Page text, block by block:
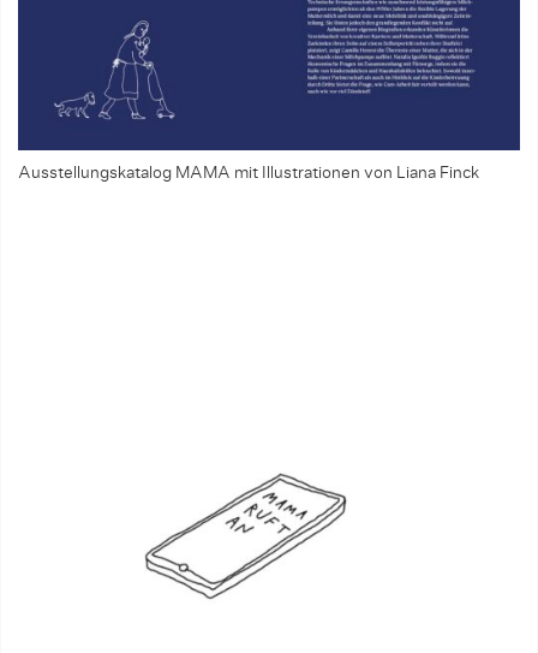
Ausstellungskatalog MAMA mit Illustrationen von Liana Finck